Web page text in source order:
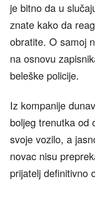
je bitno da u
znate kako da
obratite. O samoj
na osnovu
beleške policije.
Iz kompanije
boljeg trenutka od
svoje vozilo, a
novac nisu
prijatelj definitivno